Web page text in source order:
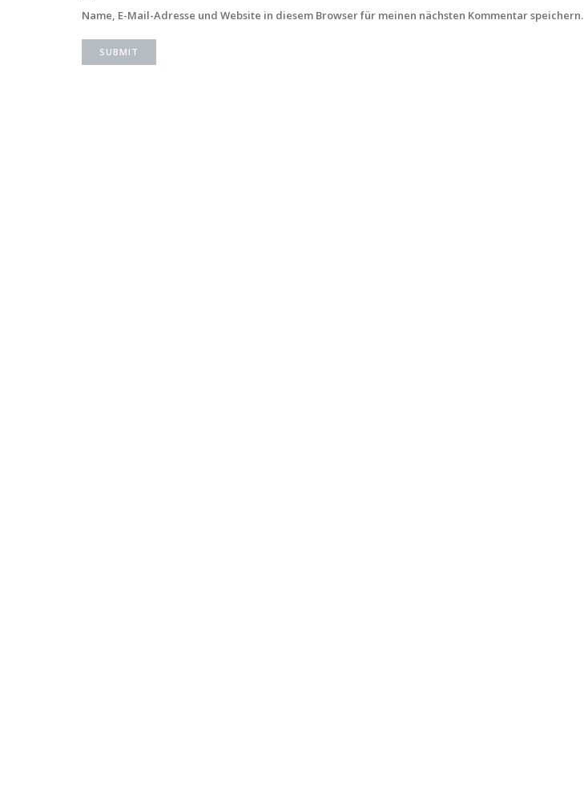
Name, E-Mail-Adresse und Website in diesem Browser für meinen nächsten Kommentar speichern.